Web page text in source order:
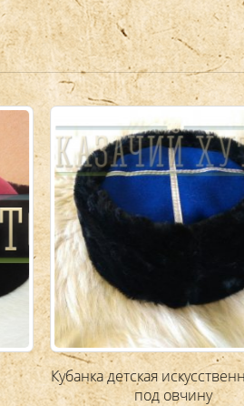
Кубанка детская искусственный мех
под овчину